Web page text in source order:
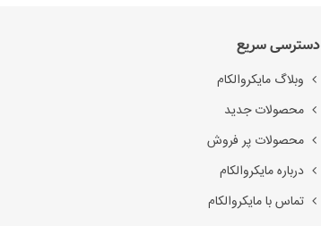
دسترسی سریع
وبلاگ مایکروالکام
محصولات جدید
محصولات پر فروش
درباره مایکروالکام
تماس با مایکروالکام